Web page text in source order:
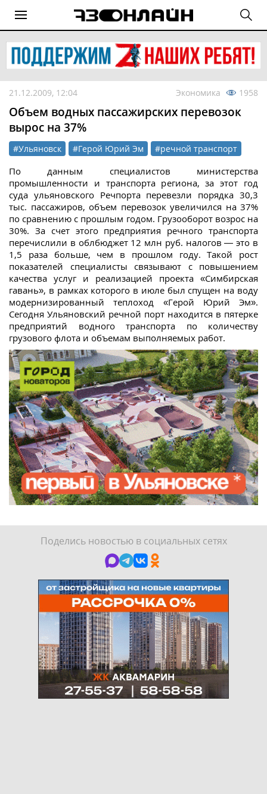
21.12.2009, 12:04 Экономика 1958
Объем водных пассажирских перевозок
вырос на 37%
#Ульяновск #Герой Юрий Эм #речной транспорт
По данным специалистов министерства
промышленности и транспорта региона, за этот год
суда ульяновского Речпорта перевезли порядка 30,3
тыс. пассажиров, объем перевозок увеличился на 37%
по сравнению с прошлым годом. Грузооборот возрос на
30%. За счет этого предприятия речного транспорта
перечислили в облбюджет 12 млн руб. налогов — это в
1,5 раза больше, чем в прошлом году. Такой рост
показателей специалисты связывают с повышением
качества услуг и реализацией проекта «Симбирская
гавань», в рамках которого в июле был спущен на воду
модернизированный теплоход «Герой Юрий Эм».
Сегодня Ульяновский речной порт находится в пятерке
предприятий водного транспорта по количеству
грузового флота и объемам выполняемых работ.
Поделись новостью в социальных сетях